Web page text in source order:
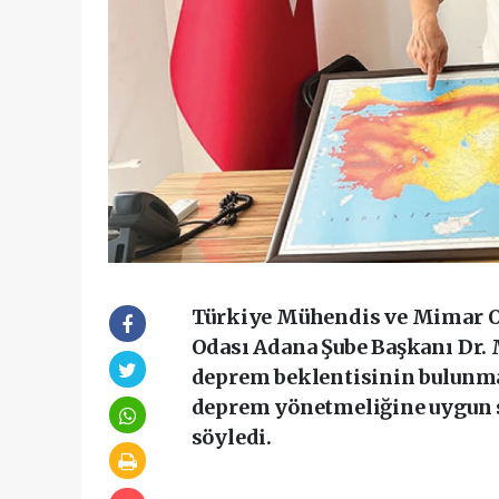
Türkiye Mühendis ve Mimar
Odası Adana Şube Başkanı
deprem beklentisinin
deprem yönetmeliğine uygun
söyledi.